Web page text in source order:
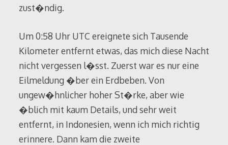
zust�ndig.
Um 0:58 Uhr UTC ereignete sich Tausende
Kilometer entfernt etwas, das mich diese Nacht
nicht vergessen l�sst. Zuerst war es nur eine
Eilmeldung �ber ein Erdbeben. Von
ungew�hnlicher hoher St�rke, aber wie
�blich mit kaum Details, und sehr weit
entfernt, in Indonesien, wenn ich mich richtig
erinnere. Dann kam die zweite